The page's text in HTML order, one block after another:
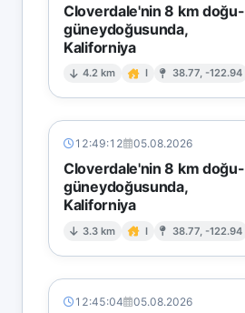
Cloverdale'nin 8 km doğu-
güneydoğusunda,
Kaliforniya
4.2 km I 38.77, -122.94
12:49:12 05.08.2026
Cloverdale'nin 8 km doğu-
güneydoğusunda,
Kaliforniya
3.3 km I 38.77, -122.94
12:45:04 05.08.2026